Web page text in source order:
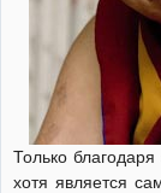
Только
хотя является